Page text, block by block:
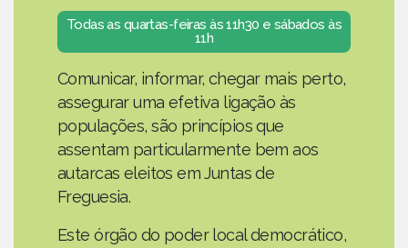
Todas as quartas-feiras às 11h30 e sábados às
11h
Comunicar, informar, chegar mais perto,
assegurar uma efetiva ligação às
populações, são princípios que
assentam particularmente bem aos
autarcas eleitos em Juntas de
Freguesia.
Este órgão do poder local democrático,